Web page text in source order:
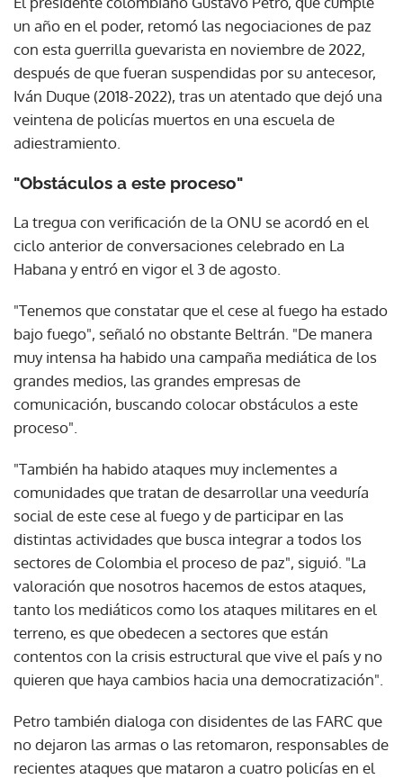
un año en el poder, retomó las negociaciones de paz
con esta guerrilla guevarista en noviembre de 2022,
después de que fueran suspendidas por su antecesor,
Iván Duque (2018-2022), tras un atentado que dejó una
veintena de policías muertos en una escuela de
adiestramiento.
"Obstáculos a este proceso"
La tregua con verificación de la ONU se acordó en el
ciclo anterior de conversaciones celebrado en La
Habana y entró en vigor el 3 de agosto.
"Tenemos que constatar que el cese al fuego ha estado
bajo fuego", señaló no obstante Beltrán. "De manera
muy intensa ha habido una campaña mediática de los
grandes medios, las grandes empresas de
comunicación, buscando colocar obstáculos a este
proceso".
"También ha habido ataques muy inclementes a
comunidades que tratan de desarrollar una veeduría
social de este cese al fuego y de participar en las
distintas actividades que busca integrar a todos los
sectores de Colombia el proceso de paz", siguió. "La
valoración que nosotros hacemos de estos ataques,
tanto los mediáticos como los ataques militares en el
terreno, es que obedecen a sectores que están
contentos con la crisis estructural que vive el país y no
quieren que haya cambios hacia una democratización".
Petro también dialoga con disidentes de las FARC que
no dejaron las armas o las retomaron, responsables de
recientes ataques que mataron a cuatro policías en el